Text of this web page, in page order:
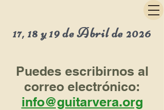
17, 18 y 19 de Abril de 2026
Puedes escribirnos al
correo electrónico:
info@guitarvera.org